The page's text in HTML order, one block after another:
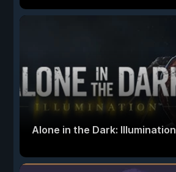
Alone in the Dark: Illumination